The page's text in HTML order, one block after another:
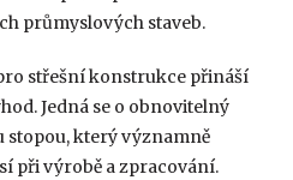
průmyslových staveb.
střešní konstrukce přináší
Jedná se o obnovitelný
který významně
při výrobě a zpracování.